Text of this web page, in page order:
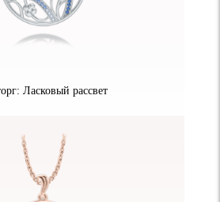
Ласковый рассвет